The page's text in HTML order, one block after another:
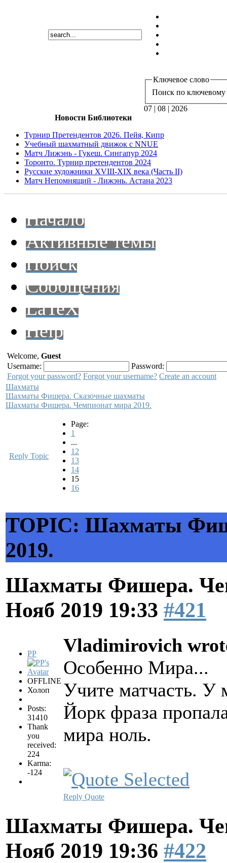
Ключевое слово
Поиск по ключевому
07 | 08 | 2026
Новости Библиотеки
Турнир Претендентов 2026. Пейя, Кипр
Учебный шахматный движок с NNUE
Матч Лижэнь - Гукеш. Сингапур 2024
Торонто. Турнир претендентов 2024
Русские художники XVIII-XIX века (Часть II)
Матч Непомнящий - Лижэнь. Астана 2023
Начало
Активные темы
Поиск
Сообщения
LaTeX
Help
Welcome, Guest
Username:
Password:
Forgot your password? Forgot your username? Create an account
Шахматы
Шахматы Фишера. Сказочные шахматы
Шахматы Фишера. Чемпионат мира 2019.
Reply Topic
Page:
1
...
12
13
14
15
16
TOPIC: Шахматы
2019.
Шахматы Фишера.
Нояб 2019 19:33 #421
PP
OFFLINE
Холоп
Posts:
31410
Thank
you
received:
224
Karma:
-124
Vladimirovich
Особенно Мира...
Учите матчасть. У
Йорк фраза
мира ноль.
Reply Quote
Шахматы Фишера.
Нояб 2019 19:36 #422